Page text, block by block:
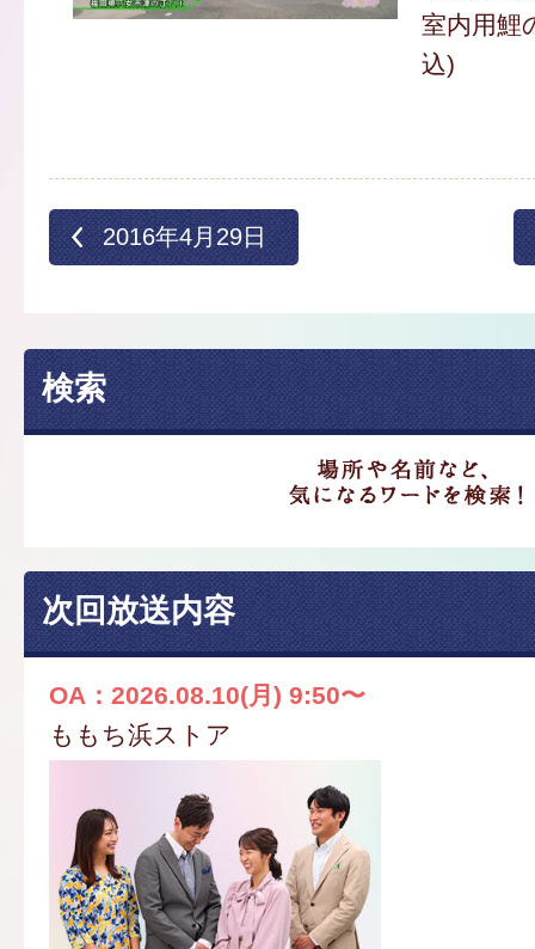
室内用鯉
込)
2016年4月29日
検索
次回放送内容
OA：2026.08.10(月) 9:50〜
ももち浜ストア